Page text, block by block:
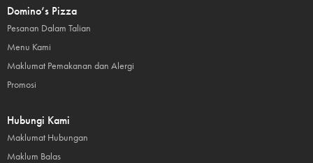
Domino’s Pizza
Pesanan Dalam Talian
Menu Kami
Maklumat Pemakanan dan Alergi
Promosi
Hubungi Kami
Maklumat Hubungan
Maklum Balas